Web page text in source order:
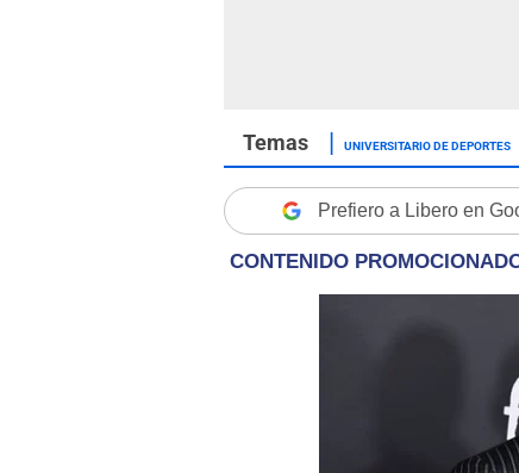
UNIVERSITARIO DE DEPORTES
Prefiero a Libero en